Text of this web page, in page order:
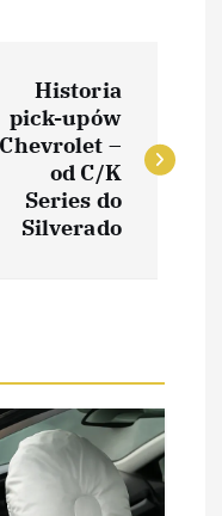
Historia
pick-upów
Chevrolet –
od C/K
Series do
Silverado